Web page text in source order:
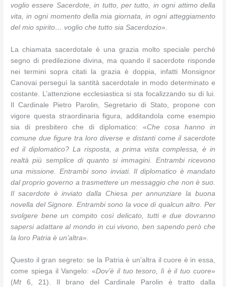
voglio essere Sacerdote, in tutto, per tutto, in ogni attimo della
vita, in ogni momento della mia giornata, in ogni atteggiamento
del mio spirito… voglio che tutto sia Sacerdozio».
La chiamata sacerdotale è una grazia molto speciale perché
segno di predilezione divina, ma quando il sacerdote risponde
nei termini sopra citati la grazia è doppia, infatti Monsignor
Canovai perseguì la santità sacerdotale in modo determinato e
costante. L’attenzione ecclesiastica si sta focalizzando su di lui.
Il Cardinale Pietro Parolin, Segretario di Stato, propone con
vigore questa straordinaria figura, additandola come esempio
sia di presbitero che di diplomatico: «Che cosa hanno in
comune due figure tra loro diverse e distanti come il sacerdote
ed il diplomatico? La risposta, a prima vista complessa, è in
realtà più semplice di quanto si immagini. Entrambi ricevono
una missione. Entrambi sono inviati. Il diplomatico è mandato
dal proprio governo a trasmettere un messaggio che non è suo.
Il sacerdote è inviato dalla Chiesa per annunziare la buona
novella del Signore. Entrambi sono la voce di qualcun altro. Per
svolgere bene un compito così delicato, tutti e due dovranno
sapersi adattare al mondo in cui vivono, ben sapendo però che
la loro Patria è un’altra».
Questo il gran segreto: se la Patria è un’altra il cuore è in essa,
come spiega il Vangelo: «Dov’è il tuo tesoro, lì è il tuo cuore»
(Mt6, 21). Il brano del Cardinale Parolin è tratto dalla